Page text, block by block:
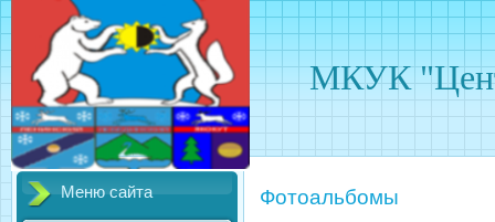
МКУК
Меню сайта Фотоальбомы